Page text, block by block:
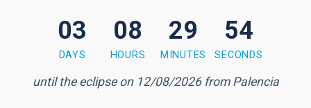
52 seconds
03
DAYS
08
HOURS
29
MINUTES
54
SECONDS
until the eclipse on 12/08/2026 from Palencia